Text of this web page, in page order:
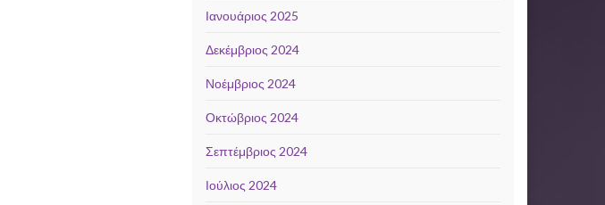
Ιανουάριος 2025
Δεκέμβριος 2024
Νοέμβριος 2024
Οκτώβριος 2024
Σεπτέμβριος 2024
Ιούλιος 2024